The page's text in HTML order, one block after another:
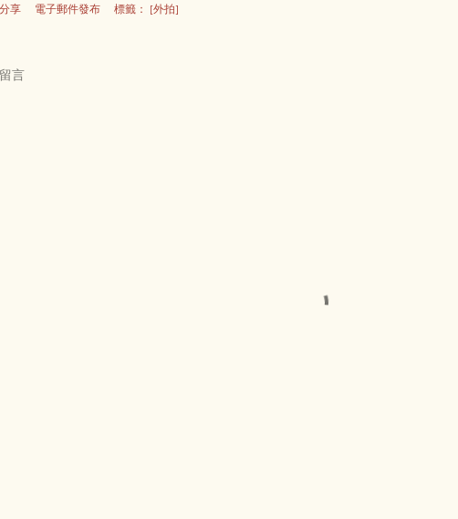
分享 電子郵件發布 標籤： [外拍]
留言